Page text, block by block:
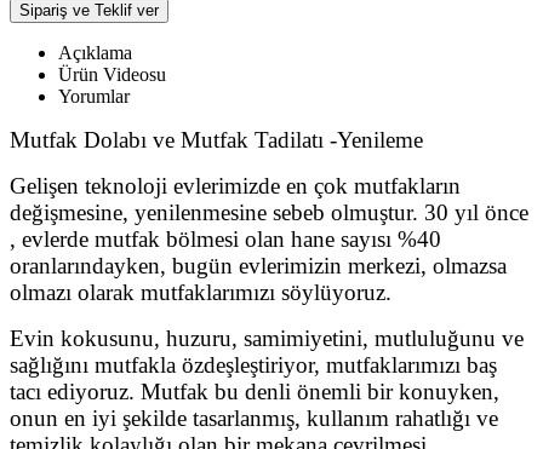
Sipariş ve Teklif ver
Açıklama
Ürün Videosu
Yorumlar
Mutfak Dolabı ve Mutfak Tadilatı -Yenileme
Gelişen teknoloji evlerimizde en çok mutfakların
değişmesine, yenilenmesine sebeb olmuştur. 30 yıl önce
, evlerde mutfak bölmesi olan hane sayısı %40
oranlarındayken, bugün evlerimizin merkezi, olmazsa
olmazı olarak mutfaklarımızı söylüyoruz.
Evin kokusunu, huzuru, samimiyetini, mutluluğunu ve
sağlığını mutfakla özdeşleştiriyor, mutfaklarımızı baş
tacı ediyoruz. Mutfak bu denli önemli bir konuyken,
onun en iyi şekilde tasarlanmış, kullanım rahatlığı ve